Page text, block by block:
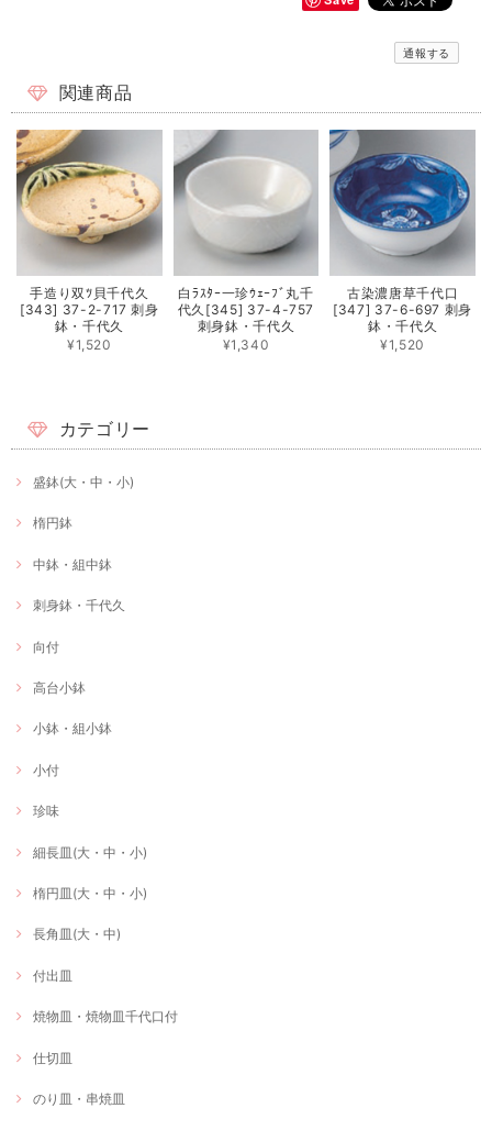
通報する
関連商品
手造り双ﾂ貝千代久
[343] 37-2-717 刺身
鉢・千代久
¥1,520
白ﾗｽﾀｰ一珍ｳｪｰﾌﾞ丸千
代久[345] 37-4-757
刺身鉢・千代久
¥1,340
古染濃唐草千代口
[347] 37-6-697 刺身
鉢・千代久
¥1,520
カテゴリー
盛鉢(大・中・小)
楕円鉢
中鉢・組中鉢
刺身鉢・千代久
向付
高台小鉢
小鉢・組小鉢
小付
珍味
細長皿(大・中・小)
楕円皿(大・中・小)
長角皿(大・中)
付出皿
焼物皿・焼物皿千代口付
仕切皿
のり皿・串焼皿